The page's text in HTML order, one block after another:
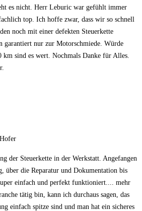
es nicht. Herr Leburic war gefühlt immer
top. Ich hoffe zwar, dass wir so schnell
noch mit einer defekten Steuerkette
garantiert nur zur Motorschmiede. Würde
sind es wert. Nochmals Danke für Alles.
der Steuerkette in der Werkstatt. Angefangen
über die Reparatur und Dokumentation bis
einfach und perfekt funktioniert.
... mehr
tätig bin, kann ich durchaus sagen, das
einfach spitze sind und man hat ein sicheres